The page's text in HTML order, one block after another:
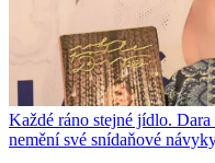
Každé ráno stejné jídlo.
nemění své snídaňové